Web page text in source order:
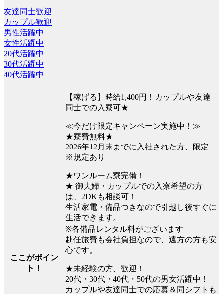
友達同士歓迎
カップル歓迎
男性活躍中
女性活躍中
20代活躍中
30代活躍中
40代活躍中
ここがポイン
ト！
【稼げる】時給1,400円！カップルや友達
同士での入寮可★
≪今だけ限定キャンペーン実施中！≫
★寮費無料★
2026年12月末までに入社された方、限定
※規定あり
★ワンルーム寮完備！
★ 御夫婦・カップルでの入寮希望の方
は、2DKも相談可！
生活家電・備品つきなので引越し後すぐに
生活できます。
※各備品レンタル料がございます
赴任旅費も会社負担なので、遠方の方も安
心です。
★未経験の方、歓迎！
20代・30代・40代・50代の男女活躍中！
カップルや友達同士での応募＆同シフトも